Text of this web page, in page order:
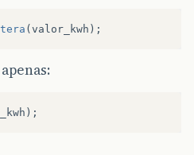
valor_pago = consumo*TINHA
				 valor_1.setvalor(valor_pago);
(valor_kwh );
);